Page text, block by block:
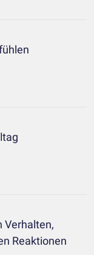
Verhalten,
Reaktionen